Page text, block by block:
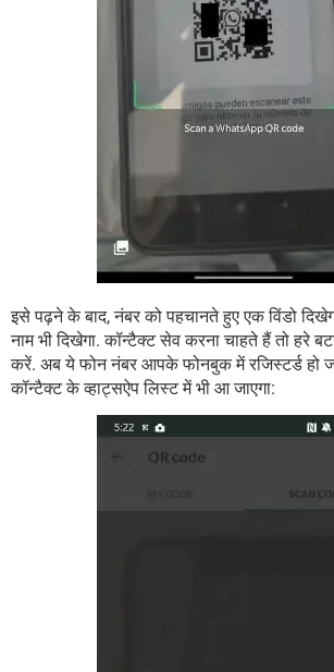
इसे पढ़ने के बाद, नंबर को पहचानते हुए एक विंडो
नाम भी दिखेगा. कॉन्टैक्ट सेव करना चाहते हैं तो हरे
करें. अब ये फोन नंबर आपके फोनबुक में रजिस्टर्ड हो
कॉन्टैक्ट के व्हाट्सऐप लिस्ट में भी आ जाएगा: